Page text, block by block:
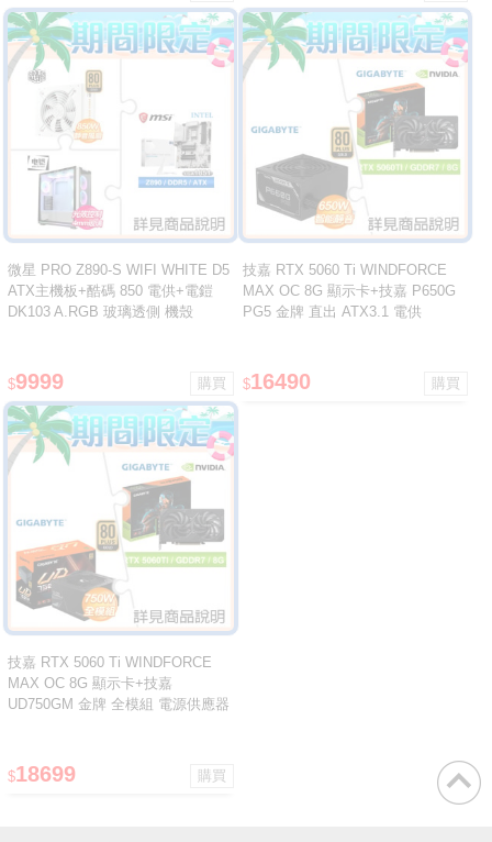
微星 PRO Z890-S WIFI WHITE D5
ATX主機板+酷碼 850 電供+電鎧
DK103 A.RGB 玻璃透側 機殼
$9999
技嘉 RTX 5060 Ti WINDFORCE
MAX OC 8G 顯示卡+技嘉 P650G
PG5 金牌 直出 ATX3.1 電供
$16490
技嘉 RTX 5060 Ti WINDFORCE
MAX OC 8G 顯示卡+技嘉
UD750GM 金牌 全模組 電源供應器
$18699